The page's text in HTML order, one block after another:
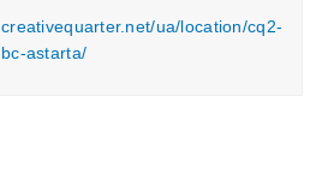
creativequarter.net/ua/location/cq2-
bc-astarta/